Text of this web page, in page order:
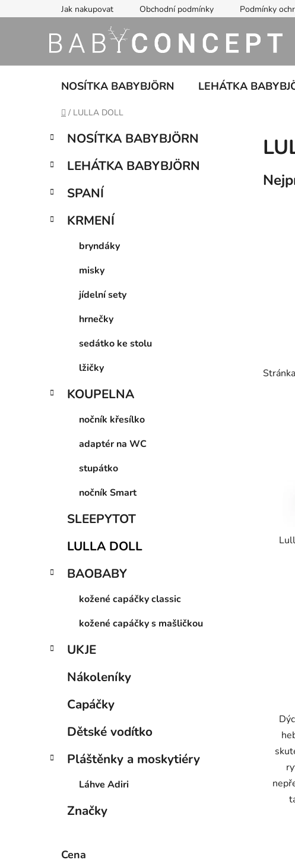
na
Jak nakupovat Obchodní podmínky Podmínky
NOSÍTKA BABYBJÖRN LEHÁTKA
Domů
/ LULLA DOLL
P
s
r
n
Přeskočit
kategorie
K
a
e
o
i
NOSÍTKA BABYBJÖRN
LEHÁTKA BABYBJÖRN
SPANÍ
KRMENÍ
bryndáky
misky
jídelní sety
hrnečky
sedátko ke stolu
lžičky
KOUPELNA
nočník křesílko
adaptér na WC
stupátko
nočník Smart
SLEEPYTOT
LULLA DOLL
BAOBABY
kožené capáčky classic
kožené capáčky s mašličkou
UKJE
Nákoleníky
Capáčky
Dětské vodítko
Pláštěnky a moskytiéry
Láhve Adiri
Značky
Cena
Stránka